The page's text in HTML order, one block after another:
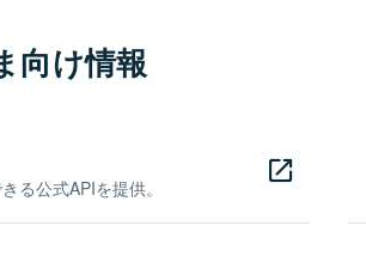
向け情報
る公式APIを提供。